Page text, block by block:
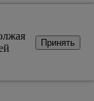
Принять